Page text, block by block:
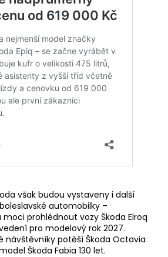
však budou vystaveny i další
automobilky –
prohlédnout vozy Škoda Elroq
pro modelový rok 2027.
návštěvníky potěší Škoda Octavia
Škoda Fabia 130 let.